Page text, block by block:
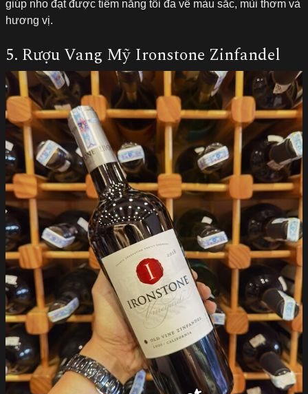
giúp nho đạt được tiềm năng tối đa về màu sắc, mùi thơm và
hương vị.
5. Rượu Vang Mỹ Ironstone Zinfandel